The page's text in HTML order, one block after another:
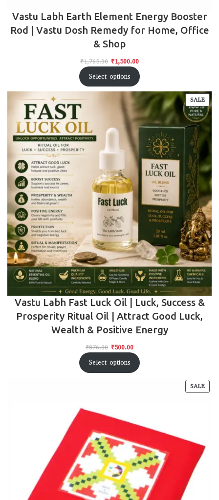
Vastu Labh Earth Element Energy Booster
Rod | Vastu Dosh Remedy for Home, Office
& Shop
₹1,765.00 ₹1,500.00
Select options
SALE
Vastu Labh Fast Luck Oil | Luck, Success &
Prosperity Ritual Oil | Attract Good Luck,
Wealth & Positive Energy
₹876.00 ₹500.00
Select options
SALE